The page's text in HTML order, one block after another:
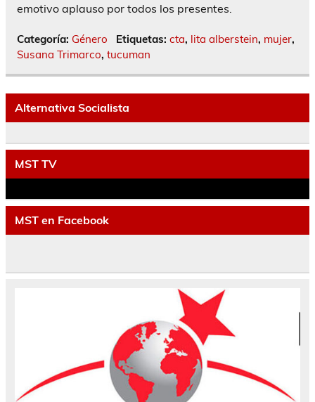
emotivo aplauso por todos los presentes.
Categoría: Género Etiquetas: cta, lita alberstein, mujer,
Susana Trimarco, tucuman
Alternativa Socialista
MST TV
MST en Facebook